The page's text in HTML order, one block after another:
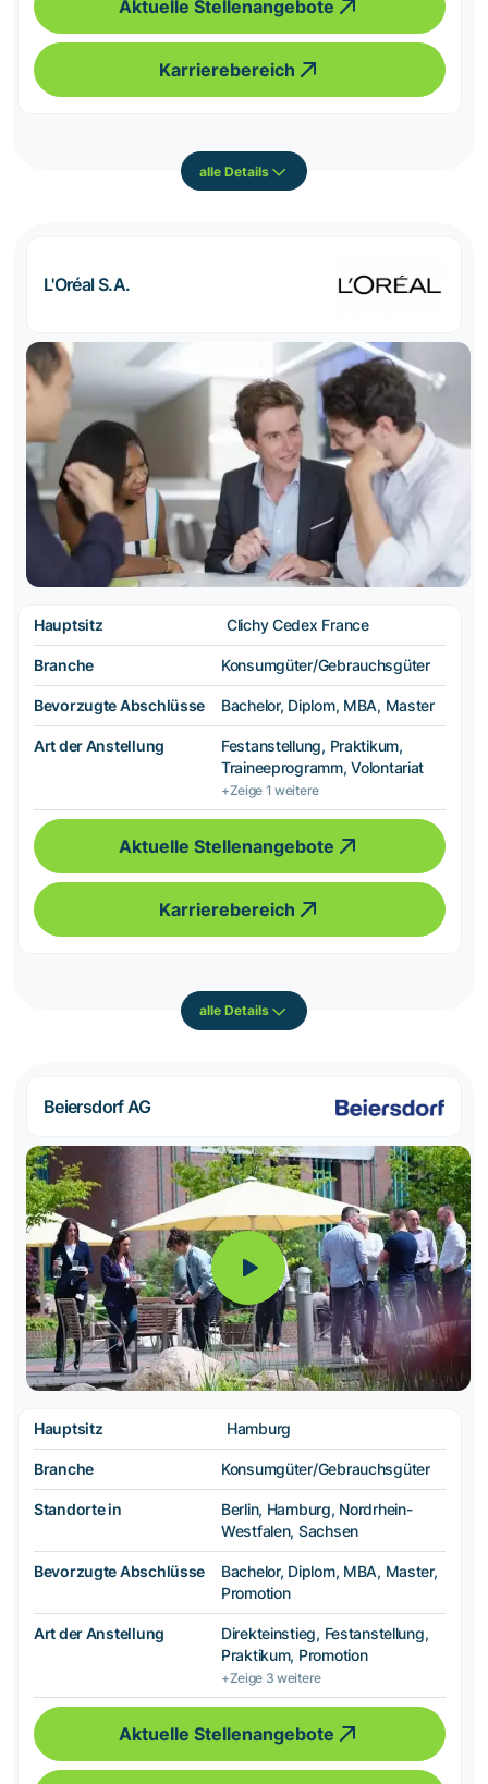
Aktuelle Stellenangebote
Karrierebereich
alle Details
L'Oréal S.A.
Hauptsitz Clichy Cedex France
Branche Konsumgüter/Gebrauchsgüter
Bevorzugte Abschlüsse Bachelor, Diplom, MBA, Master
Art der Anstellung
Festanstellung, Praktikum,
Traineeprogramm, Volontariat
+Zeige 1 weitere
Aktuelle Stellenangebote
Karrierebereich
alle Details
Beiersdorf AG
Hauptsitz Hamburg
Branche Konsumgüter/Gebrauchsgüter
Standorte in
Berlin, Hamburg, Nordrhein-
Westfalen, Sachsen
Bevorzugte Abschlüsse
Bachelor, Diplom, MBA, Master,
Promotion
Art der Anstellung
Direkteinstieg, Festanstellung,
Praktikum, Promotion
+Zeige 3 weitere
Aktuelle Stellenangebote